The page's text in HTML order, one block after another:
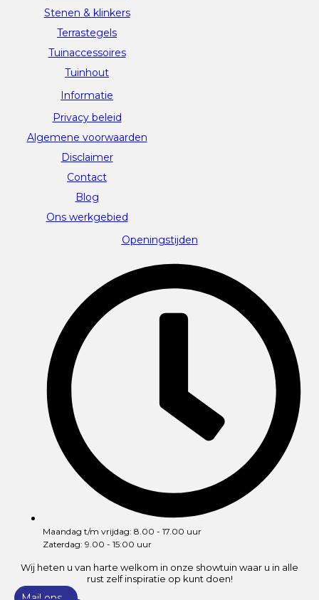
Stenen & klinkers
Terrastegels
Tuinaccessoires
Tuinhout
Informatie
Privacy beleid
Algemene voorwaarden
Disclaimer
Contact
Blog
Ons werkgebied
Openingstijden
Maandag t/m vrijdag: 8.00 - 17.00 uur
Zaterdag: 9.00 - 15:00 uur
Wij heten u van harte welkom in onze showtuin waar u in alle
rust zelf inspiratie op kunt doen!